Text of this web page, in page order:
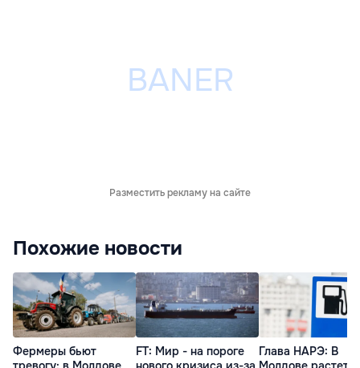
Разместить рекламу на сайте
Похожие новости
Фермеры бьют
FT: Мир - на пороге
Глава НАРЭ: В